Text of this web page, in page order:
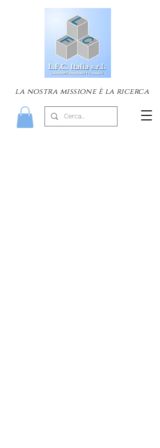
la nostra missione è la ricerca